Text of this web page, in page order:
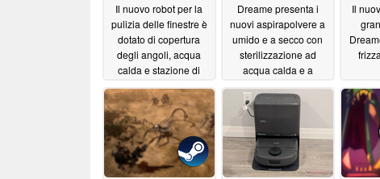
Il nuovo robot per la
pulizia delle finestre è
dotato di copertura
degli angoli, acqua
calda e stazione di
05/29/2026
Dreame presenta i
nuovi aspirapolvere a
umido e a secco con
sterilizzazione ad
acqua calda e a
modello viene messo
in vendita
05/29/2026
Il